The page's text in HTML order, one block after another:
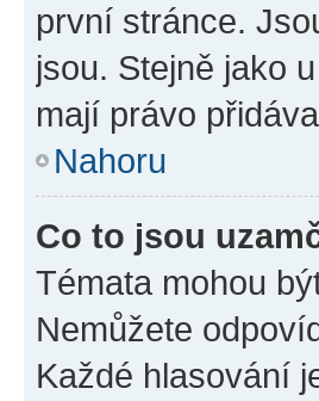
první stránce.
jsou. Stejně jako
mají právo
Nahoru
Co to jsou
Témata mohou
Nemůžete
Každé hlasování